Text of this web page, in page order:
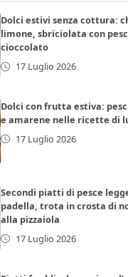
Dolci estivi senza cottura:
limone, sbriciolata con
cioccolato
17 Luglio 2026
Dolci con frutta estiva:
e amarene nelle ricette di
17 Luglio 2026
Secondi piatti di pesce
padella, trota in crosta di
alla pizzaiola
17 Luglio 2026